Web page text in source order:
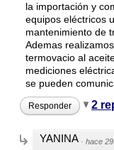
la importación y
equipos eléctricos
mantenimiento de
Ademas
termovacio al
mediciones
se pueden
Responder 2
YANINA ·hace